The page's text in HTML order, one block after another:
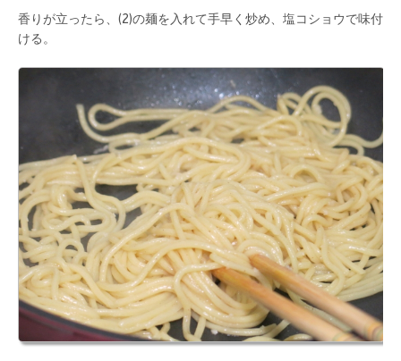
香りが立ったら、(2)の麺を入れて手早く炒め、塩コショウで味付
ける。